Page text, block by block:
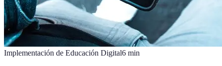
Implementación de Educación Digital6 min